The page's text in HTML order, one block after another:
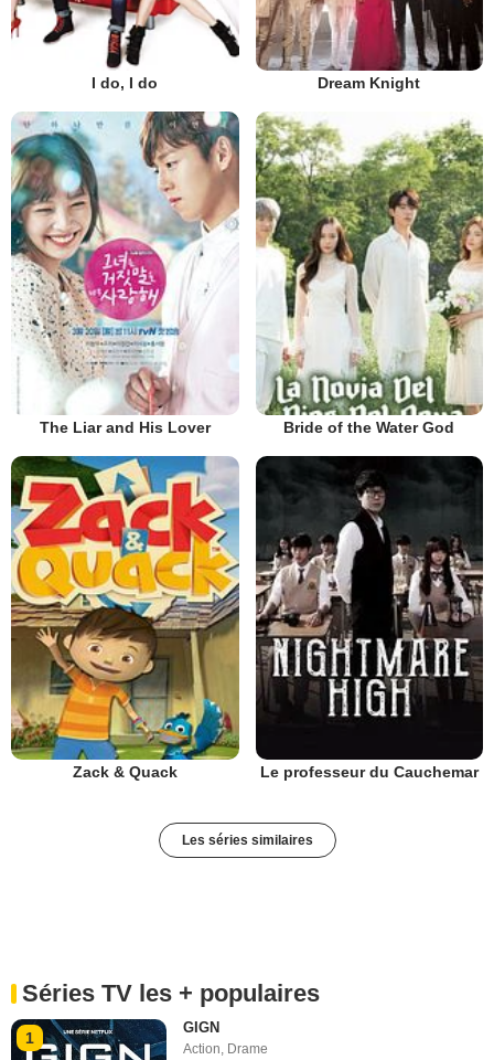
I do, I do Dream Knight
The Liar and His Lover Bride of the Water God
Zack & Quack Le professeur du Cauchemar
Les séries similaires
Séries TV les + populaires
1
GIGN
Action, Drame